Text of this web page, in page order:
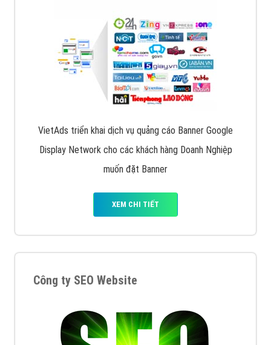
VietAds triển khai dịch vụ quảng cáo Banner Google
Display Network cho các khách hàng Doanh Nghiệp
muốn đặt Banner
XEM CHI TIẾT
Công ty SEO Website